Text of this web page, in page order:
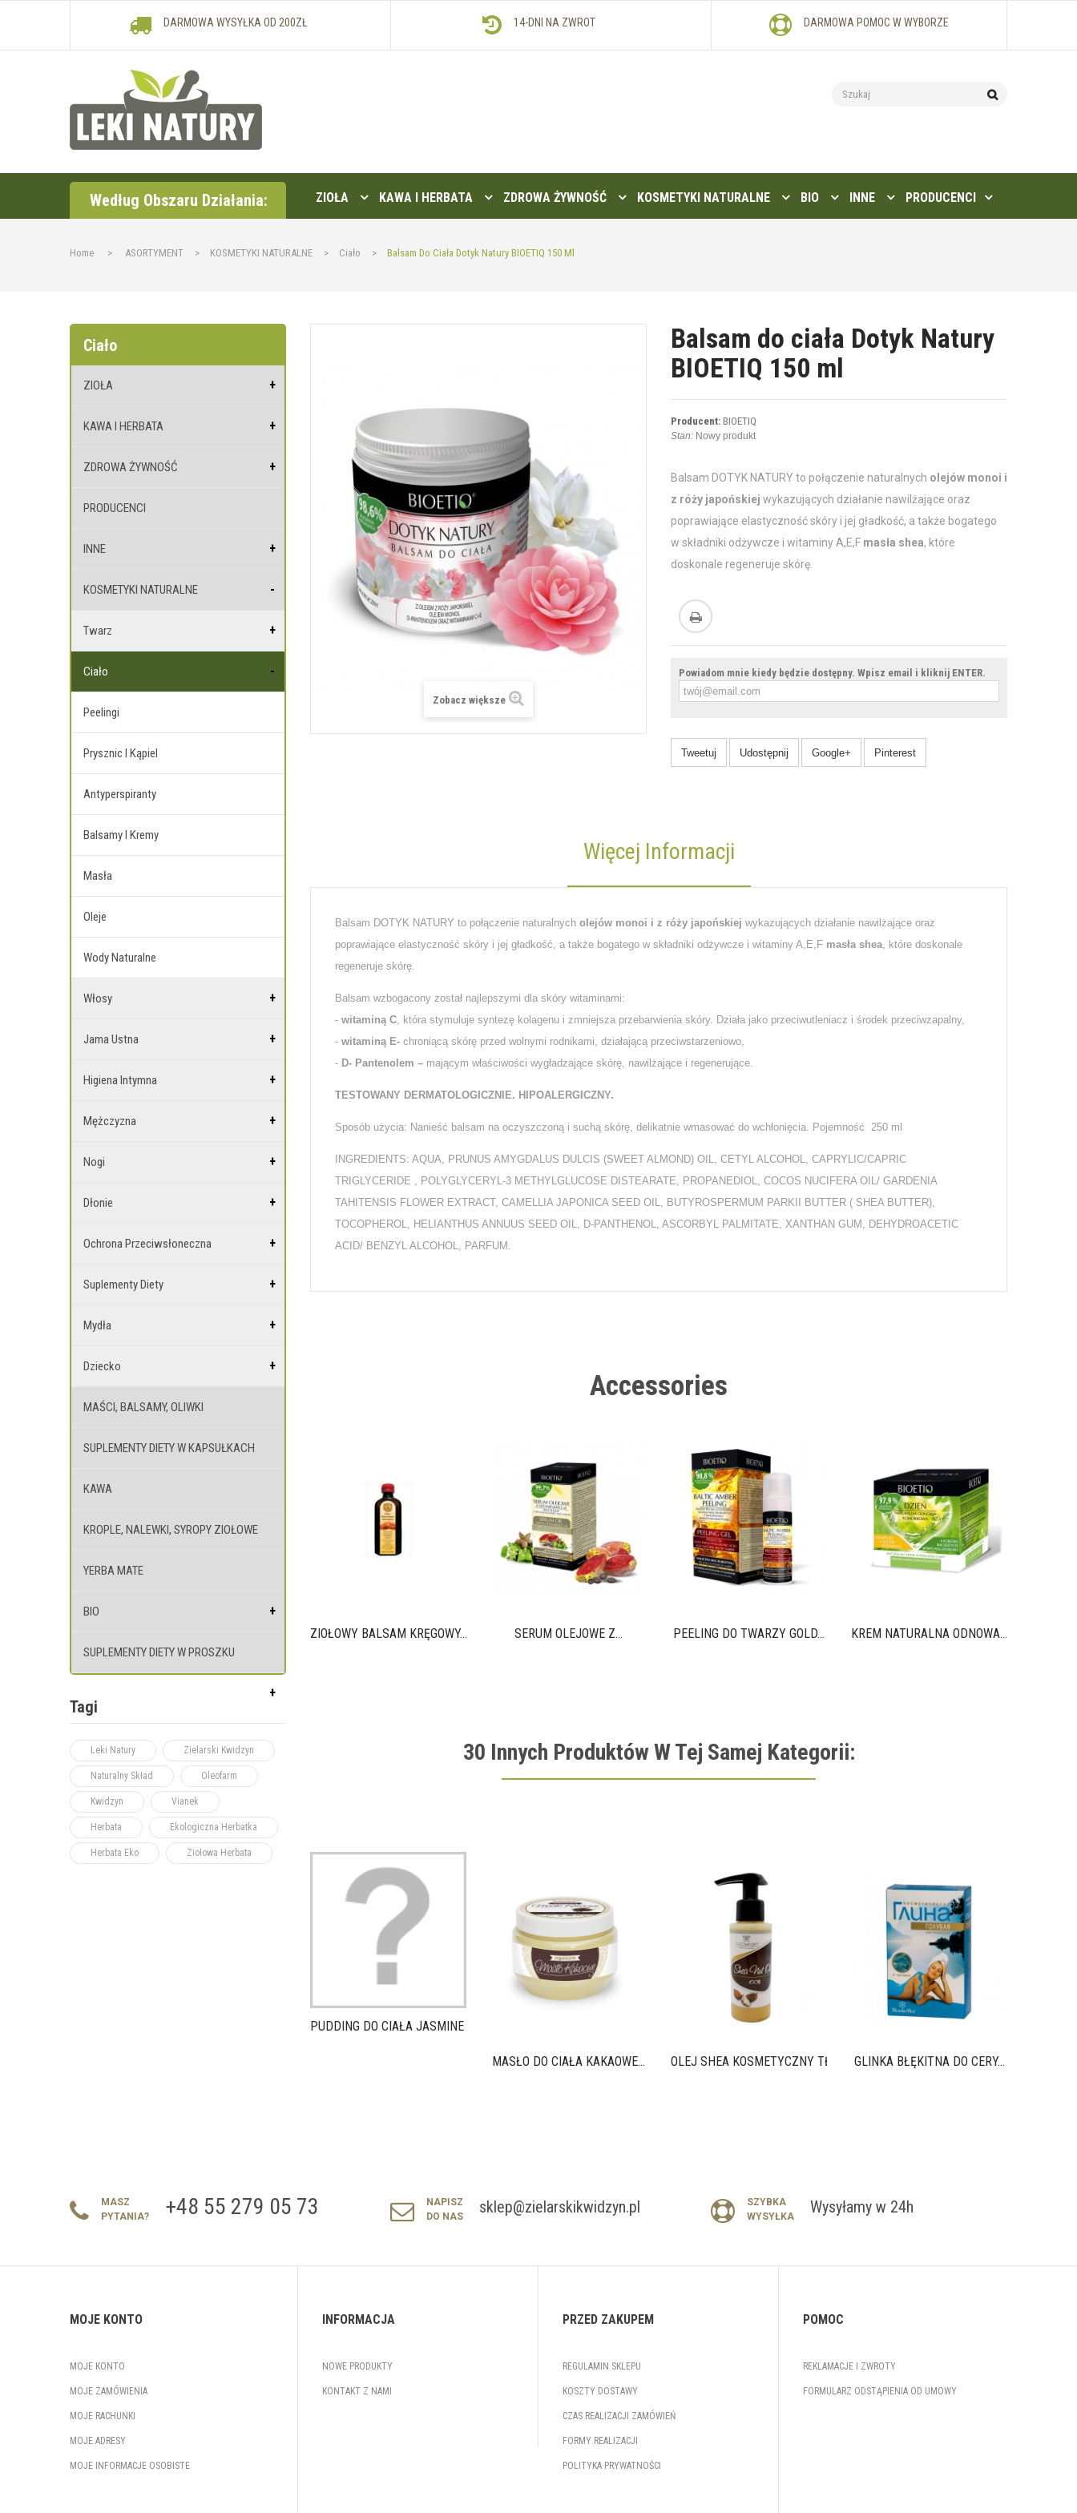
DARMOWA WYSYŁKA OD 200ZŁ 14-DNI NA ZWROT DARMOWA POMOC W WYBORZE
Według Obszaru Działania: ZIOŁA KAWA I HERBATA ZDROWA ŻYWNOŚĆ KOSMETYKI NATURALNE BIO INNE PRODUCENCI
Home > ASORTYMENT > KOSMETYKI NATURALNE > Ciało > Balsam Do Ciała Dotyk Natury BIOETIQ 150 Ml
Ciało
ZIOŁA
KAWA I HERBATA
ZDROWA ŻYWNOŚĆ
PRODUCENCI
INNE
KOSMETYKI NATURALNE
Twarz
Ciało
Peelingi
Prysznic I Kąpiel
Antyperspiranty
Balsamy I Kremy
Masła
Oleje
Wody Naturalne
Włosy
Jama Ustna
Higiena Intymna
Mężczyzna
Nogi
Dłonie
Ochrona Przeciwsłoneczna
Suplementy Diety
Mydła
Dziecko
MAŚCI, BALSAMY, OLIWKI
SUPLEMENTY DIETY W KAPSUŁKACH
KAWA
KROPLE, NALEWKI, SYROPY ZIOŁOWE
YERBA MATE
BIO
SUPLEMENTY DIETY W PROSZKU
Tagi
Leki Natury Zielarski Kwidzyn
Naturalny Skład Oleofarm
Kwidzyn Vianek
Herbata Ekologiczna Herbatka
Herbata Eko Ziołowa Herbata
Zobacz większe
Balsam do ciała Dotyk Natury
BIOETIQ 150 ml
Producent: BIOETIQ
Stan: Nowy produkt
Balsam DOTYK NATURY to połączenie naturalnych olejów monoi i
z róży japońskiej wykazujących działanie nawilżające oraz
poprawiające elastyczność skóry i jej gładkość, a także bogatego
w składniki odżywcze i witaminy A,E,F masła shea, które
doskonale regeneruje skórę.
Powiadom mnie kiedy będzie dostępny. Wpisz email i kliknij ENTER.
Tweetuj Udostępnij Google+ Pinterest
Więcej Informacji
Balsam DOTYK NATURY to połączenie naturalnych olejów monoi i z róży japońskiej wykazujących działanie nawilżające oraz
poprawiające elastyczność skóry i jej gładkość, a także bogatego w składniki odżywcze i witaminy A,E,F masła shea, które doskonale
regeneruje skórę.
Balsam wzbogacony został najlepszymi dla skóry witaminami:
- witaminą C, która stymuluje syntezę kolagenu i zmniejsza przebarwienia skóry. Działa jako przeciwutleniacz i środek przeciwzapalny,
- witaminą E- chroniącą skórę przed wolnymi rodnikami, działającą przeciwstarzeniowo,
- D- Pantenolem – mającym właściwości wygładzające skórę, nawilżające i regenerujące.
TESTOWANY DERMATOLOGICZNIE. HIPOALERGICZNY.
Sposób użycia: Nanieść balsam na oczyszczoną i suchą skórę, delikatnie wmasować do wchłonięcia. Pojemność 250 ml
INGREDIENTS: AQUA, PRUNUS AMYGDALUS DULCIS (SWEET ALMOND) OIL, CETYL ALCOHOL, CAPRYLIC/CAPRIC
TRIGLYCERIDE , POLYGLYCERYL-3 METHYLGLUCOSE DISTEARATE, PROPANEDIOL, COCOS NUCIFERA OIL/ GARDENIA
TAHITENSIS FLOWER EXTRACT, CAMELLIA JAPONICA SEED OIL, BUTYROSPERMUM PARKII BUTTER ( SHEA BUTTER),
TOCOPHEROL, HELIANTHUS ANNUUS SEED OIL, D-PANTHENOL, ASCORBYL PALMITATE, XANTHAN GUM, DEHYDROACETIC
ACID/ BENZYL ALCOHOL, PARFUM.
Accessories
ZIOŁOWY BALSAM KRĘGOWY... SERUM OLEJOWE Z... PEELING DO TWARZY GOLD... KREM NATURALNA ODNOWA...
30 Innych Produktów W Tej Samej Kategorii:
PUDDING DO CIAŁA JASMINE BOUQUET...
MASŁO DO CIAŁA KAKAOWE... OLEJ SHEA KOSMETYCZNY TŁOCZONY...GLINKA BŁĘKITNA DO CERY...
MASZ
PYTANIA?
+48 55 279 05 73
NAPISZ
DO NAS
sklep@zielarskikwidzyn.pl
SZYBKA
WYSYŁKA
Wysyłamy w 24h
MOJE KONTO
MOJE KONTO
MOJE ZAMÓWIENIA
MOJE RACHUNKI
MOJE ADRESY
MOJE INFORMACJE OSOBISTE
INFORMACJA
NOWE PRODUKTY
KONTAKT Z NAMI
PRZED ZAKUPEM
REGULAMIN SKLEPU
KOSZTY DOSTAWY
CZAS REALIZACJI ZAMÓWIEŃ
FORMY REALIZACJI
POLITYKA PRYWATNOŚCI
POMOC
REKLAMACJE I ZWROTY
FORMULARZ ODSTĄPIENIA OD UMOWY